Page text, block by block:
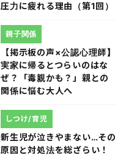
圧力に疲れる理由（第1回）
【掲示板の声×公認心理師】
実家に帰るとつらいのはな
ぜ？「毒親かも？」親との
関係に悩む大人へ
親子関係
新生児が泣きやまない…その
原因と対処法を総ざらい！
しつけ/育児